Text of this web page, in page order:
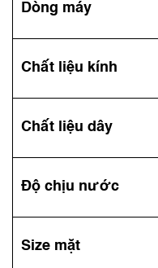
Dòng máy
Chất liệu kính
Chất liệu dây
Độ chịu nước
Size mặt